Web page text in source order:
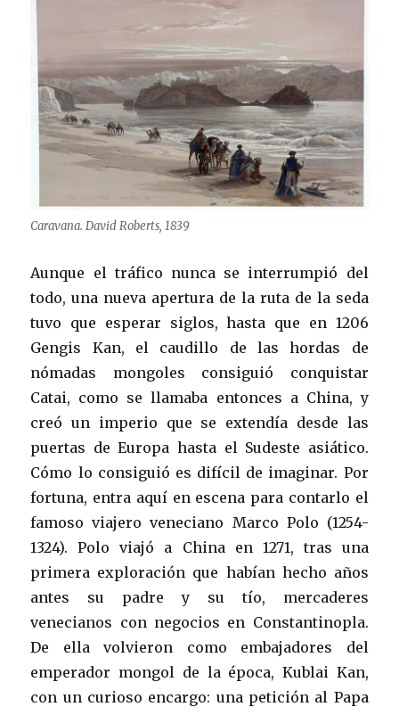
Caravana. David Roberts, 1839
Aunque el tráfico nunca se interrumpió del
todo, una nueva apertura de la ruta de la seda
tuvo que esperar siglos, hasta que en 1206
Gengis Kan, el caudillo de las hordas de
nómadas mongoles consiguió conquistar
Catai, como se llamaba entonces a China, y
creó un imperio que se extendía desde las
puertas de Europa hasta el Sudeste asiático.
Cómo lo consiguió es difícil de imaginar. Por
fortuna, entra aquí en escena para contarlo el
famoso viajero veneciano Marco Polo (1254-
1324). Polo viajó a China en 1271, tras una
primera exploración que habían hecho años
antes su padre y su tío, mercaderes
venecianos con negocios en Constantinopla.
De ella volvieron como embajadores del
emperador mongol de la época, Kublai Kan,
con un curioso encargo: una petición al Papa